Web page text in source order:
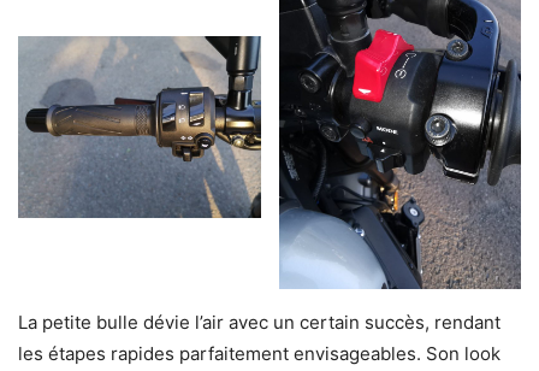
La petite bulle dévie l’air avec un certain succès, rendant
les étapes rapides parfaitement envisageables. Son look